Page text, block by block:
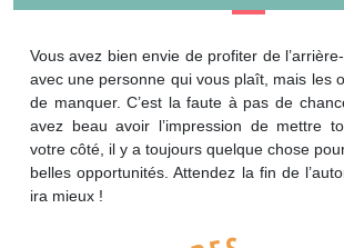
Vous avez bien envie de profiter de
avec une personne qui vous plaît, mais les
de manquer. C’est la faute à pas de
avez beau avoir l’impression de mettre
votre côté, il y a toujours quelque chose
belles opportunités. Attendez la fin de
ira mieux !